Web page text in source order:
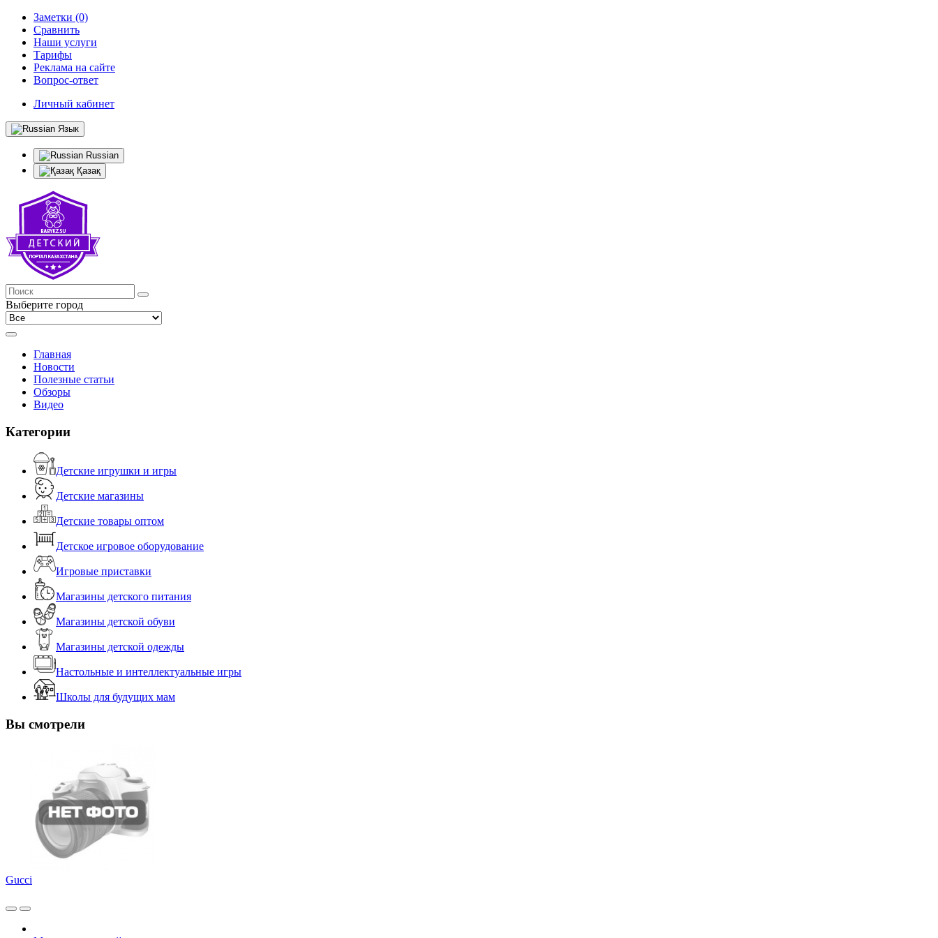
Заметки (0)
Сравнить
Наши услуги
Тарифы
Реклама на сайте
Вопрос-ответ
Личный кабинет
Язык
Russian
Қазақ
Выберите город
Главная
Новости
Полезные статьи
Обзоры
Видео
Категории
Детские игрушки и игры
Детские магазины
Детские товары оптом
Детское игровое оборудование
Игровые приставки
Магазины детского питания
Магазины детской обуви
Магазины детской одежды
Настольные и интеллектуальные игры
Школы для будущих мам
Вы смотрели
Gucci